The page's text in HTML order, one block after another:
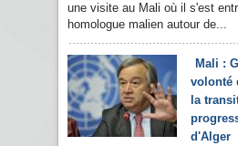
une visite au Mali où il s'est
homologue malien autour de...
Mali :
volonté
la
d'Alger